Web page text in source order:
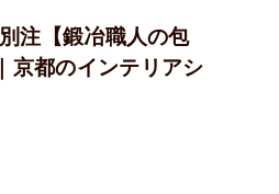
注【鍛冶職人の包
京都のインテリアシ